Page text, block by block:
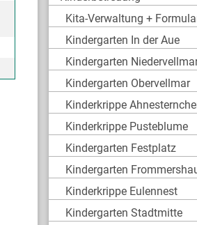
Kita-Verwaltung +
Kindergarten In der Aue
Kindergarten
Kindergarten Obervellmar
Kinderkrippe
Kinderkrippe Pusteblume
Kindergarten Festplatz
Kindergarten
Kinderkrippe Eulennest
Kindergarten Stadtmitte